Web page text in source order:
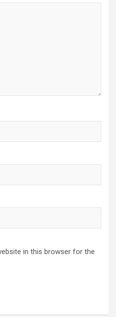
in this browser for the